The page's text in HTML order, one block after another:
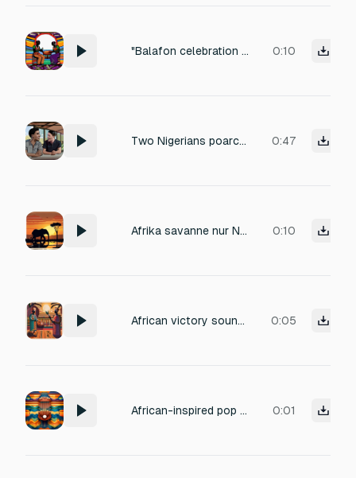
"Balafon celebration jingle, short cheerful melody, African style". "Djembe hit with kalimba sparkle, achievement unlocked sound" 0:10
Two Nigerians poarchers has one is 23 year-old and the other is 20 year old animals caged has the poarchers laughing and continue laughing has the 23 year old lift his head up laughing and keep it up 0:47
Afrika savanne nur Natur 0:10
African victory sound: bright talking drum roll, cheerful kalimba flourish, subtle shakers, energetic 0:05
African-inspired pop sound for closing/cancelling: soft kalimba pluck, muted shaker, gentle fade, 0:01